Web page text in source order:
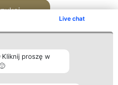
Live chat
proszę w
Kontakt